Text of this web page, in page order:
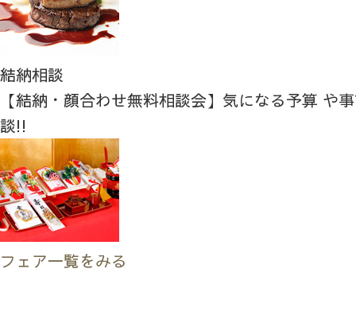
結納相談
【結納・顔合わせ無料相談会】気になる予算 や
談!!
フェア一覧をみる